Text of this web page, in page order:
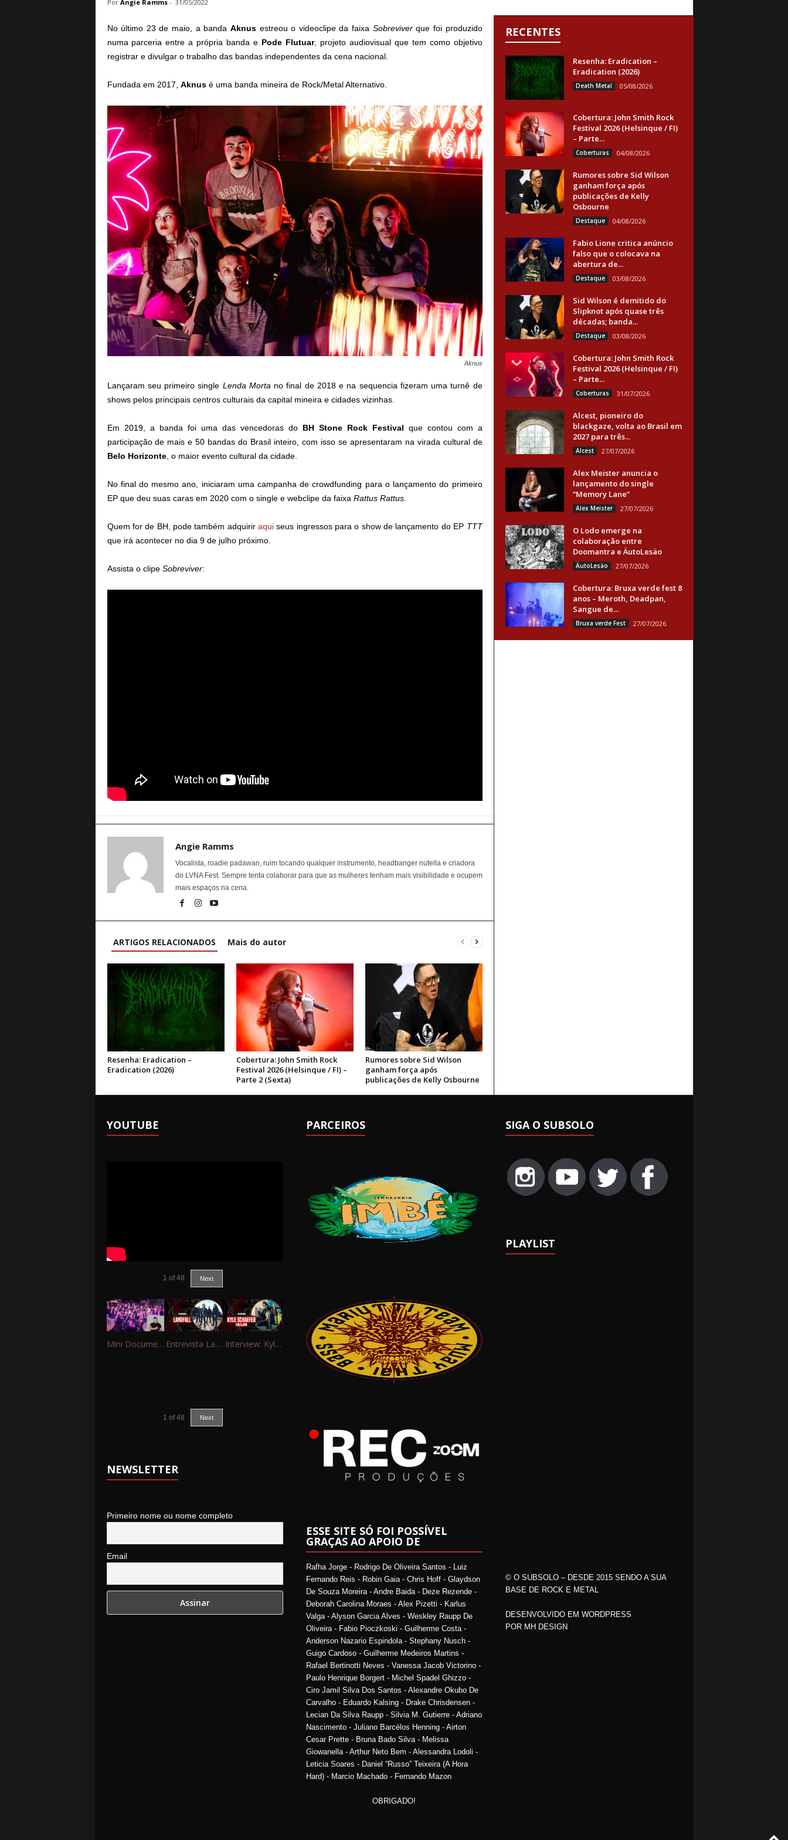
Por Angie Ramms- 31/05/2022
No último 23 de maio, a banda Aknusestreou o videoclipe da faixa Sobreviverque foi produzido
numa parceria entre a própria banda e Pode Flutuar, projeto audiovisual que tem como objetivo
registrar e divulgar o trabalho das bandas independentes da cena nacional.
Fundada em 2017, Aknusé uma banda mineira de Rock/Metal Alternativo.
Aknus
Lançaram seu primeiro single Lenda Morta no final de 2018 e na sequencia fizeram uma turnê de
shows pelos principais centros culturais da capital mineira e cidades vizinhas.
Em 2019, a banda foi uma das vencedoras do BH Stone Rock Festival que contou com a
participação de mais e 50 bandas do Brasil inteiro, com isso se apresentaram na virada cultural de
Belo Horizonte, o maior evento cultural da cidade.
No final do mesmo ano, iniciaram uma campanha de crowdfunding para o lançamento do primeiro
EP que deu suas caras em 2020 com o single e webclipe da faixa Rattus Rattus.
Quem for de BH, pode também adquirir aquiseus ingressos para o show de lançamento do EP TTT
que irá acontecer no dia 9 de julho próximo.
Assista o clipe Sobreviver:
Angie Ramms
Vocalista, roadie padawan, ruim tocando qualquer instrumento, headbanger nutella e criadora
do LVNA Fest. Sempre tenta colaborar para que as mulheres tenham mais visibilidade e ocupem
mais espaços na cena.
ARTIGOS RELACIONADOS Mais do autor
Resenha: Eradication –
Eradication (2026)
Cobertura: John Smith Rock
Festival 2026 (Helsinque / FI) –
Parte 2 (Sexta)
Rumores sobre Sid Wilson
ganham força após
publicações de Kelly Osbourne
RECENTES
Resenha: Eradication –
Eradication (2026)
Death Metal 05/08/2026
Cobertura: John Smith Rock
Festival 2026 (Helsinque / FI)
– Parte...
Coberturas 04/08/2026
Rumores sobre Sid Wilson
ganham força após
publicações de Kelly
Osbourne
Destaque 04/08/2026
Fabio Lione critica anúncio
falso que o colocava na
abertura de...
Destaque 03/08/2026
Sid Wilson é demitido do
Slipknot após quase três
décadas; banda...
Destaque 03/08/2026
Cobertura: John Smith Rock
Festival 2026 (Helsinque / FI)
– Parte...
Coberturas 31/07/2026
Alcest, pioneiro do
blackgaze, volta ao Brasil em
2027 para três...
Alcest 27/07/2026
Alex Meister anuncia o
lançamento do single
“Memory Lane”
Alex Meister 27/07/2026
O Lodo emerge na
colaboração entre
Doomantra e ÄutoLesäo
ÄutoLesäo 27/07/2026
Cobertura: Bruxa verde fest 8
anos – Meroth, Deadpan,
Sangue de...
Bruxa verde Fest 27/07/2026
YOUTUBE
1 of 48 Next
Mini Documentário – 10 Anos de Portinho Rock Entrevista Landfall Interview: Kyle Schaefer (Fallujah)
1 of 48 Next
NEWSLETTER
Primeiro nome ou nome completo
Email
PARCEIROS
ESSE SITE SÓ FOI POSSÍVEL
GRAÇAS AO APOIO DE
Rafha Jorge - Rodrigo De Oliveira Santos - Luiz
Fernando Reis - Robin Gaia - Chris Hoff - Glaydson
De Souza Moreira - Andre Baida - Deze Rezende -
Deborah Carolina Moraes - Alex Pizetti - Karlus
Valga - Alyson Garcia Alves - Weskley Raupp De
Oliveira - Fabio Pioczkoski - Guilherme Costa -
Anderson Nazario Espindola - Stephany Nusch -
Guigo Cardoso - Guilherme Medeiros Martins -
Rafael Bertinotti Neves - Vanessa Jacob Victorino -
Paulo Henrique Borgert - Michel Spadel Ghizzo -
Ciro Jamil Silva Dos Santos - Alexandre Okubo De
Carvalho - Eduardo Kalsing - Drake Chrisdensen -
Lecian Da Silva Raupp - Silvia M. Gutierre - Adriano
Nascimento - Juliano Barcélos Henning - Airton
Cesar Prette - Bruna Bado Silva - Melissa
Giowanella - Arthur Neto Bem - Alessandra Lodoli -
Leticia Soares - Daniel “Russo” Teixeira (A Hora
Hard) - Marcio Machado - Fernando Mazon
OBRIGADO!
SIGA O SUBSOLO
PLAYLIST
© O SUBSOLO – DESDE 2015 SENDO A SUA
BASE DE ROCK E METAL
DESENVOLVIDO EM WORDPRESS
POR MH DESIGN